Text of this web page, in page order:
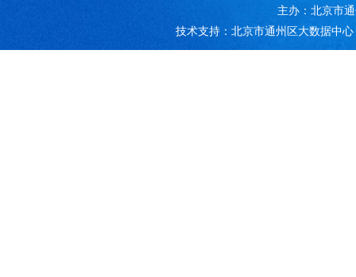
主办：北京市
技术支持：北京市通州区大数据中心